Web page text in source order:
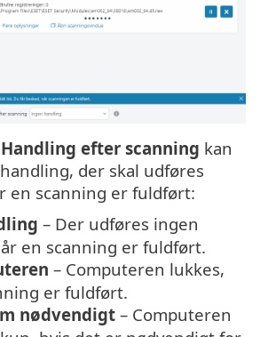
Handling efter scanning kan
der skal udføres
en scanning er fuldført:
– Der udføres ingen
en scanning er fuldført.
– Computeren lukkes,
er fuldført.
nødvendigt– Computeren